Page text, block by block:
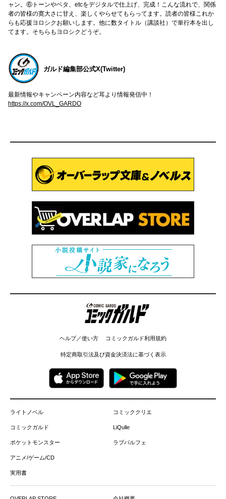
ャン。⑥トーンやベタ、etcをデジタルで仕上げ、完成！こんな流れで、関係
者の皆様の寛大さに甘え、楽しくやらせてもらってます。読者の皆様これか
らも応援ヨロシクお願いします。他に数タイトル（講談社）で単行本を出し
てます。そちらもヨロシクどうぞ。
ガルド編集部公式X(Twitter)
最新情報やキャンペーン内容など耳より情報発信中！
https://x.com/OVL_GARDO
コミックガルド
ヘルプ／使い方 コミックガルド利用規約
特定商取引法及び資金決済法に基づく表示
ライトノベル
コミックガルド
ポケットモンスター
アニメ/ゲーム/CD
実用書
コミッククリエ
LiQulle
ラブパルフェ